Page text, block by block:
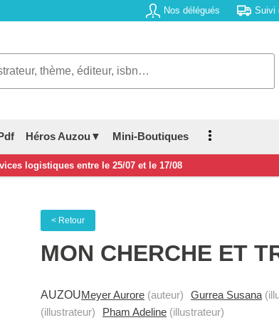
Nos délégués Suivi
Héros Auzou▼ Mini-Boutiques
logistiques entre le 25/07 et le 17/08
< Retour
MON CHERCHE ET
AUZOUMeyer Aurore (auteur) Gurrea Susana
(illustrateur)
Pham Adeline (illustrateur)